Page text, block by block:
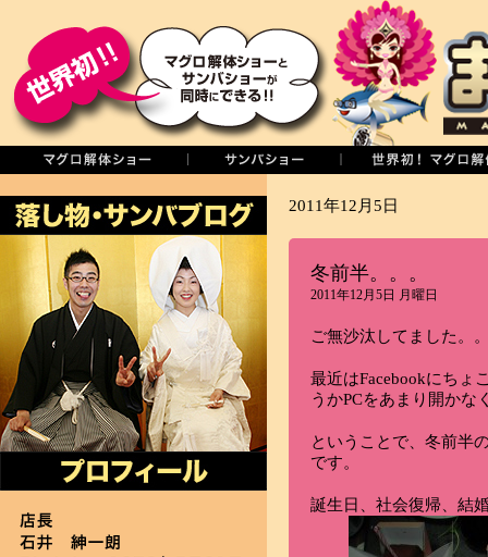
2011年12月5日
冬前半。。。
2011年12月5日 月曜日
ご無沙汰してました。
最近はFacebookにちょ
うかPCをあまり開かな
ということで、冬前半
です。
誕生日、社会復帰、結